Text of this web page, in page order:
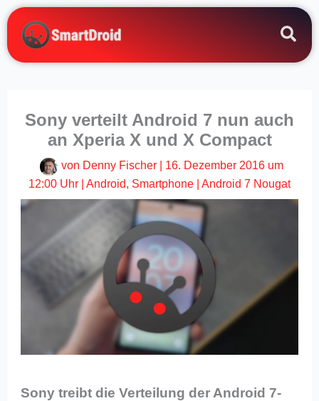
Zum
Inhalt
springen
Sony verteilt Android 7 nun auch
an Xperia X und X Compact
von Denny Fischer
16. Dezember 2016 um
12:00 Uhr
Android, Smartphone Android 7 Nougat
Sony treibt die Verteilung der Android 7-